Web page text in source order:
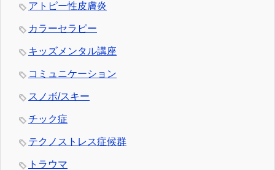
アトピー性皮膚炎
カラーセラピー
キッズメンタル講座
コミュニケーション
スノボ/スキー
チック症
テクノストレス症候群
トラウマ